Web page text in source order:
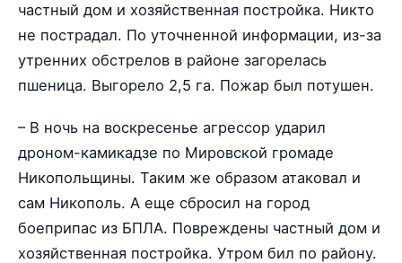
частный дом и хозяйственная постройка. Никто
не пострадал. По уточненной информации, из-за
утренних обстрелов в районе загорелась
пшеница. Выгорело 2,5 га. Пожар был потушен.
– В ночь на воскресенье агрессор ударил
дроном-камикадзе по Мировской громаде
Никопольщины. Таким же образом атаковал и
сам Никополь. А еще сбросил на город
боеприпас из БПЛА. Повреждены частный дом и
хозяйственная постройка. Утром бил по району.